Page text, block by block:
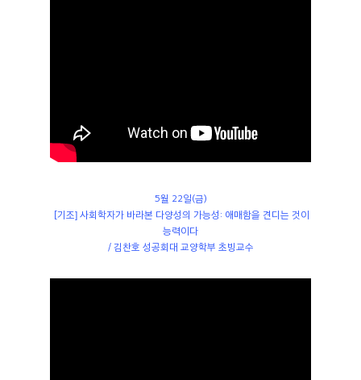
5월 22일(금)
[기조] 사회학자가 바라본 다양성의 가능성: 애매함을 견디는 것이
능력이다
/ 김찬호 성공회대 교양학부 초빙교수